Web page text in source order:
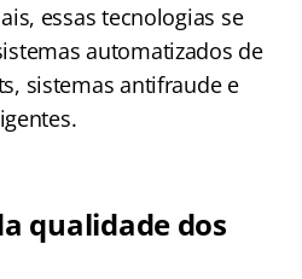
essas tecnologias se
automatizados de
sistemas antifraude e
qualidade dos